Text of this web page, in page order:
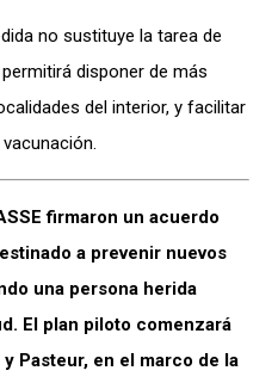
no sustituye la tarea de
disponer de más
del interior, y facilitar
firmaron un acuerdo
a prevenir nuevos
una persona herida
El plan piloto comenzará
Pasteur, en el marco de la